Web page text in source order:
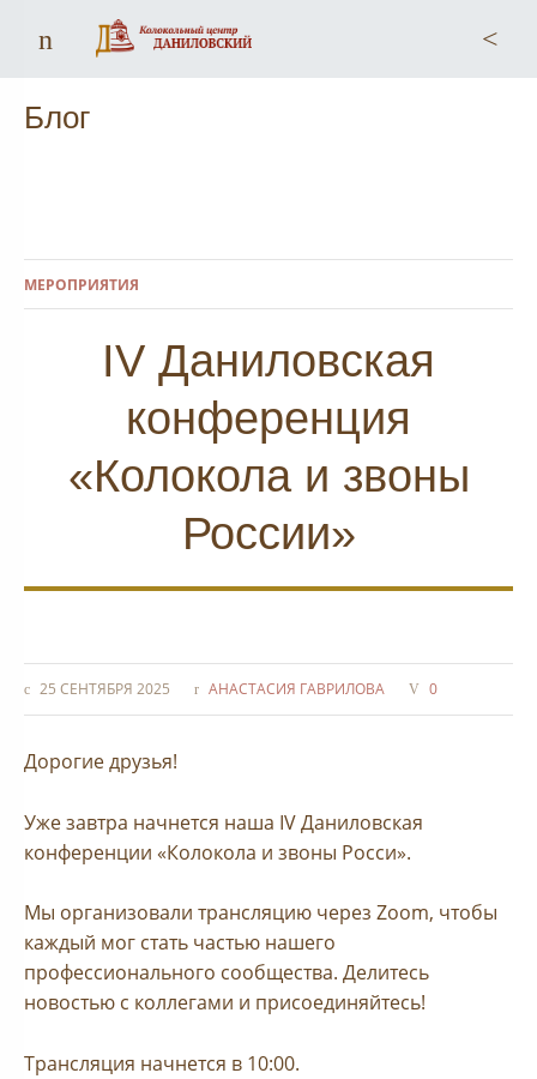
Меню
Блог
МЕРОПРИЯТИЯ
IV Даниловская
конференция
«Колокола и звоны
России»
25 СЕНТЯБРЯ 2025 АНАСТАСИЯ ГАВРИЛОВА 0
Дорогие друзья!
Уже завтра начнется наша IV Даниловская
конференции «Колокола и звоны Росси».
Мы организовали трансляцию через Zoom, чтобы
каждый мог стать частью нашего
профессионального сообщества. Делитесь
новостью с коллегами и присоединяйтесь!
Трансляция начнется в 10:00.